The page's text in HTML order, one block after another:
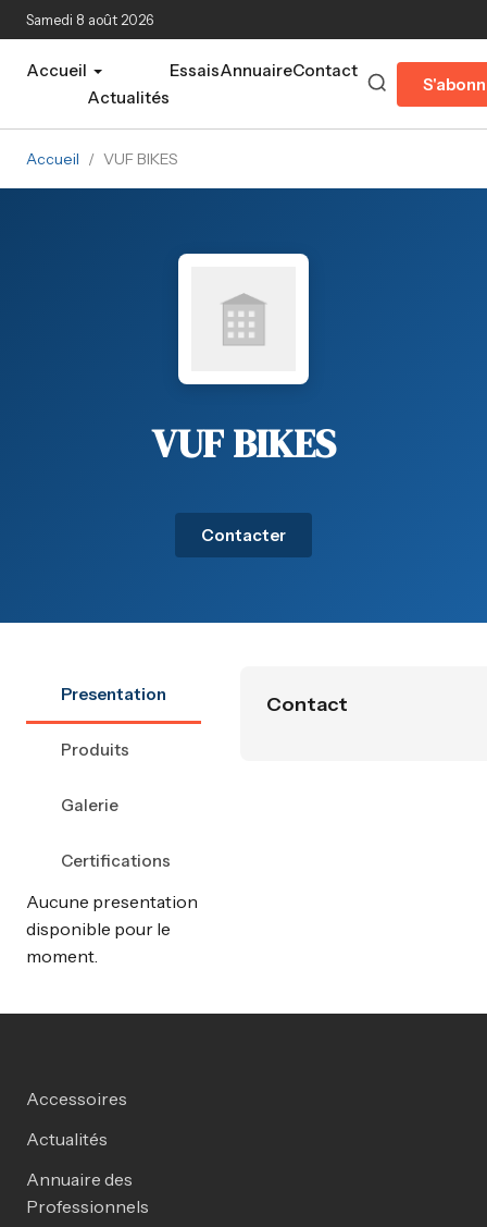
Aller au contenu principal
Samedi 8 août 2026
Accueil
Actualités
EssaisAnnuaireContact
Accueil / VUF BIKES
VUF BIKES
Contacter
Presentation
Produits
Galerie
Certifications
Aucune presentation
disponible pour le
moment.
Contact
Accessoires
Actualités
Annuaire des
Professionnels